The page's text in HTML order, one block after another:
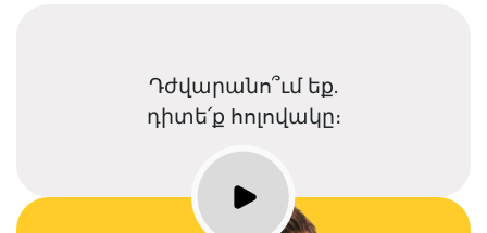
Դժվարանո՞ւմ եք.
դիտե՛ք հոլովակը։